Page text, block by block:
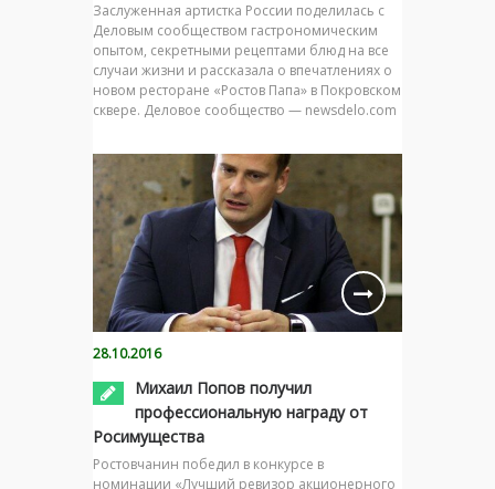
Заслуженная артистка России поделилась с
Деловым сообществом гастрономическим
опытом, секретными рецептами блюд на все
случаи жизни и рассказала о впечатлениях о
новом ресторане «Ростов Папа» в Покровском
сквере. Деловое сообщество — newsdelo.com
28.10.2016
Михаил Попов получил
профессиональную награду от
Росимущества
Ростовчанин победил в конкурсе в
номинации «Лучший ревизор акционерного